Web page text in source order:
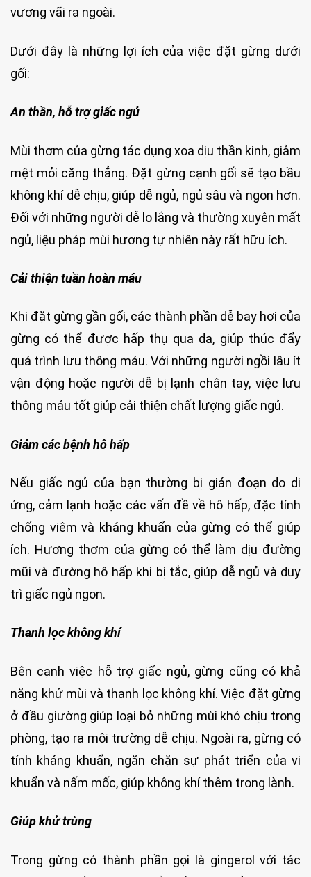
vương vãi ra ngoài.
Dưới đây là những lợi ích của việc đặt gừng dưới
gối:
An thần, hỗ trợ giấc ngủ
Mùi thơm của gừng tác dụng xoa dịu thần kinh, giảm
mệt mỏi căng thẳng. Đặt gừng cạnh gối sẽ tạo bầu
không khí dễ chịu, giúp dễ ngủ, ngủ sâu và ngon hơn.
Đối với những người dễ lo lắng và thường xuyên mất
ngủ, liệu pháp mùi hương tự nhiên này rất hữu ích.
Cải thiện tuần hoàn máu
Khi đặt gừng gần gối, các thành phần dễ bay hơi của
gừng có thể được hấp thụ qua da, giúp thúc đẩy
quá trình lưu thông máu. Với những người ngồi lâu ít
vận động hoặc người dễ bị lạnh chân tay, việc lưu
thông máu tốt giúp cải thiện chất lượng giấc ngủ.
Giảm các bệnh hô hấp
Nếu giấc ngủ của bạn thường bị gián đoạn do dị
ứng, cảm lạnh hoặc các vấn đề về hô hấp, đặc tính
chống viêm và kháng khuẩn của gừng có thể giúp
ích. Hương thơm của gừng có thể làm dịu đường
mũi và đường hô hấp khi bị tắc, giúp dễ ngủ và duy
trì giấc ngủ ngon.
Thanh lọc không khí
Bên cạnh việc hỗ trợ giấc ngủ, gừng cũng có khả
năng khử mùi và thanh lọc không khí. Việc đặt gừng
ở đầu giường giúp loại bỏ những mùi khó chịu trong
phòng, tạo ra môi trường dễ chịu. Ngoài ra, gừng có
tính kháng khuẩn, ngăn chặn sự phát triển của vi
khuẩn và nấm mốc, giúp không khí thêm trong lành.
Giúp khử trùng
Trong gừng có thành phần gọi là gingerol với tác